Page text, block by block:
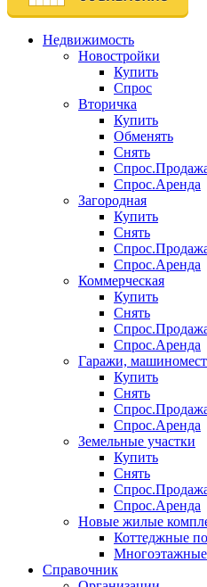
Недвижимость
Новостройки
Купить
Спрос
Вторичка
Купить
Обменять
Снять
Спрос.Аренда
Загородная
Купить
Снять
Спрос.Аренда
Коммерческая
Купить
Снять
Спрос.Аренда
Гаражи,
Купить
Снять
Спрос.Аренда
Земельные участки
Купить
Снять
Спрос.Аренда
Новые жилые
Коттеджные
Справочник